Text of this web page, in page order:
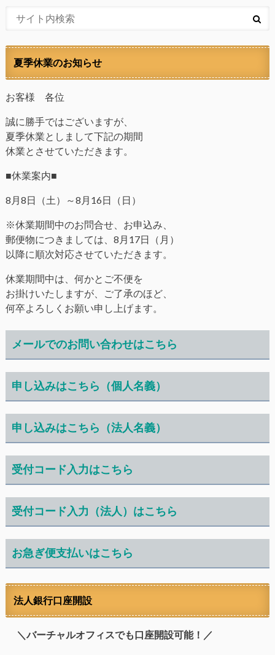
夏季休業のお知らせ
お客様 各位
誠に勝手ではございますが、
夏季休業としまして下記の期間
休業とさせていただきます。
■休業案内■
8月8日（土）～8月16日（日）
※休業期間中のお問合せ、お申込み、
郵便物につきましては、8月17日（月）
以降に順次対応させていただきます。
休業期間中は、何かとご不便を
お掛けいたしますが、ご了承のほど、
何卒よろしくお願い申し上げます。
メールでのお問い合わせはこちら
申し込みはこちら（個人名義）
申し込みはこちら（法人名義）
受付コード入力はこちら
受付コード入力（法人）はこちら
お急ぎ便支払いはこちら
法人銀行口座開設
＼バーチャルオフィスでも口座開設可能！／